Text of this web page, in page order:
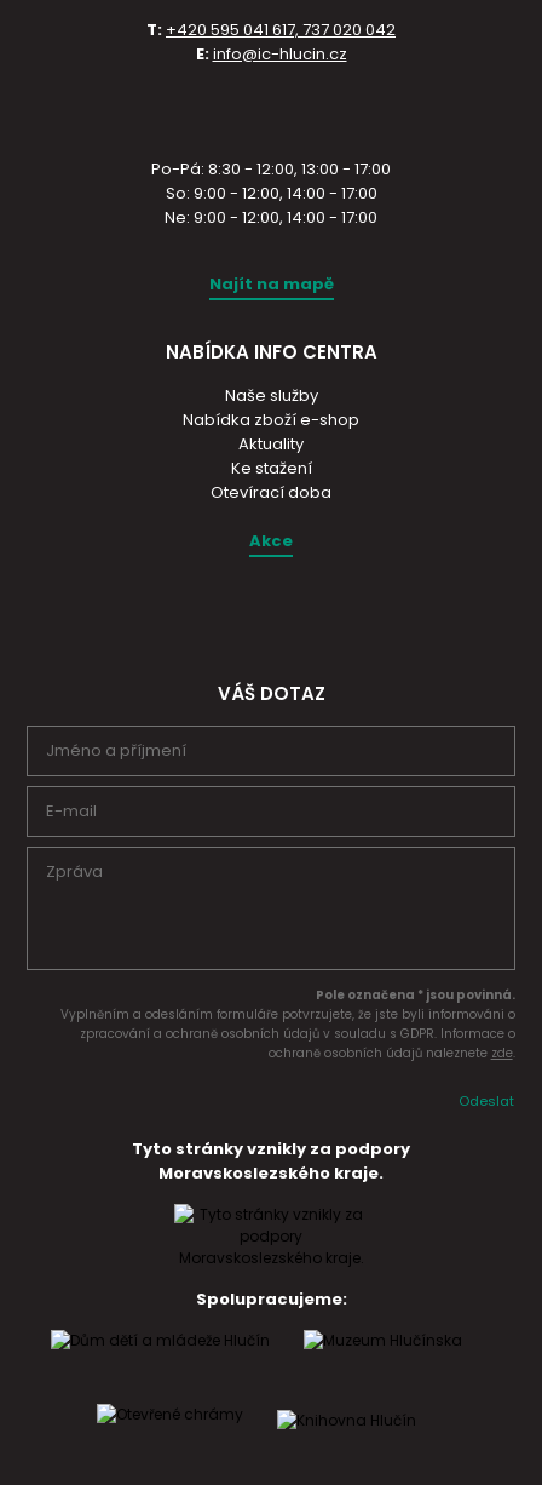
T: +420 595 041 617, 737 020 042
E:info@ic-hlucin.cz
Po-Pá: 8:30 - 12:00, 13:00 - 17:00
So: 9:00 - 12:00, 14:00 - 17:00
Ne: 9:00 - 12:00, 14:00 - 17:00
Najít na mapě
NABÍDKA INFO CENTRA
Naše služby
Nabídka zboží e-shop
Aktuality
Ke stažení
Otevírací doba
Akce
VÁŠ DOTAZ
Pole označena * jsou povinná.
Vyplněním a odesláním formuláře potvrzujete, že jste byli informováni o
zpracování a ochraně osobních údajů v souladu s GDPR. Informace o
ochraně osobních údajů naleznete zde.
Odeslat
Tyto stránky vznikly za podpory
Moravskoslezského kraje.
Spolupracujeme: